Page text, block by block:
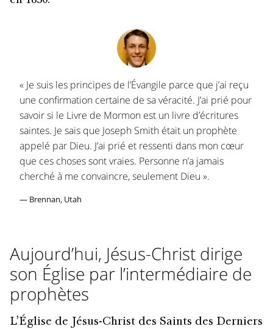
« Je suis les principes de l’Évangile parce que j’ai reçu
une confirmation certaine de sa véracité. J’ai prié pour
savoir si le Livre de Mormon est un livre d’écritures
saintes. Je sais que Joseph Smith était un prophète
appelé par Dieu. J’ai prié et ressenti dans mon cœur
que ces choses sont vraies. Personne n’a jamais
cherché à me convaincre, seulement Dieu ».
— Brennan, Utah
Aujourd’hui, Jésus-Christ dirige
son Église par l’intermédiaire de
prophètes
L’Église de Jésus-Christ des Saints des Derniers